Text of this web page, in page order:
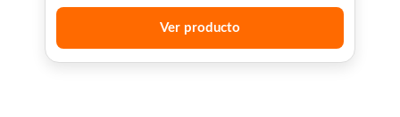
Ver producto